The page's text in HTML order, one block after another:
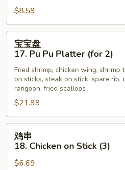
16.
Chicken
Wings
$8.59
17.
Pu
Platter
(for
宝宝盘
17. Pu Pu Platter (for 2)
Fried shrimp, chicken wing, shrimp
on sticks, steak on stick, spare rib,
rangoon, fried scallops
$21.99
18.
Chicken
鸡串
18. Chicken on Stick (3)
$6.69